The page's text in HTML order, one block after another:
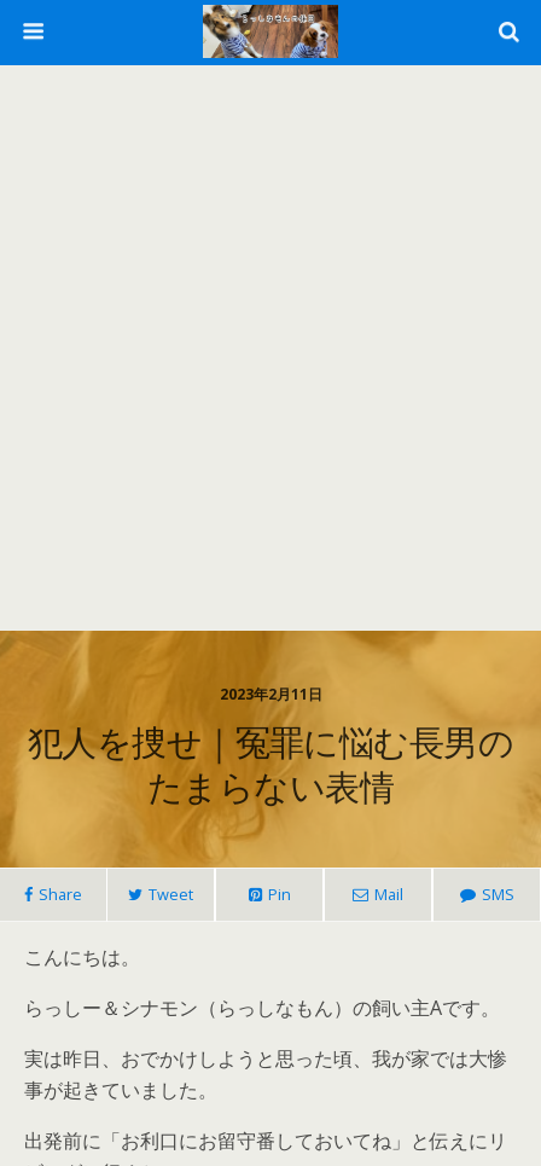
2023年2月11日
犯人を捜せ｜冤罪に悩む長男の
たまらない表情
Share Tweet Pin Mail SMS
こんにちは。
らっしー＆シナモン（らっしなもん）の飼い主Aです。
実は昨日、おでかけしようと思った頃、我が家では大惨
事が起きていました。
出発前に「お利口にお留守番しておいてね」と伝えにリ